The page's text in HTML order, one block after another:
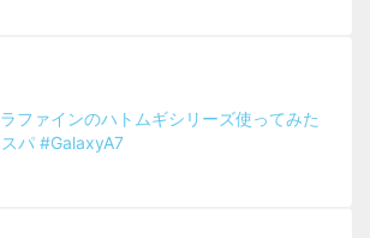
ファインのハトムギシリーズ使ってみた
パ #GalaxyA7